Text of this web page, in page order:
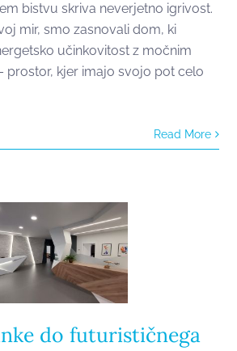
bistvu skriva neverjetno igrivost.
mir, smo zasnovali dom, ki
učinkovitost z močnim
prostor, kjer imajo svojo pot celo
Read More
inštituta
do futurističnega